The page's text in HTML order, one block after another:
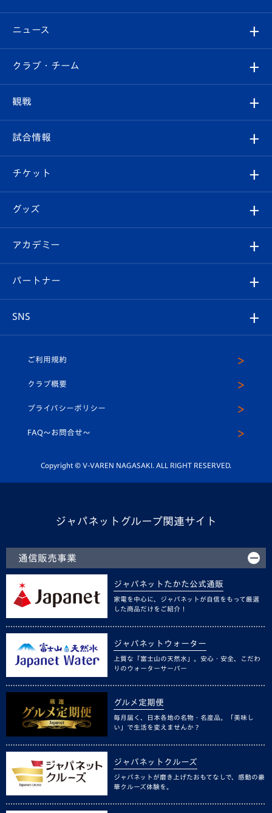
ニュース
すべて
クラブ
試合情報
チケット
イベント
メディア
ホームタウン
クラブ・チーム
クラブ概要
エンブレム紹介
スタッフプロフィール
マスコット紹介
平和祈念活動
ホームタウン活動
観戦
観戦ルール
はじめての観戦ガイド
Revive Team
ヴィヴィくんの長崎おもてなしガイド
試合情報
試合日程/結果
フォトギャラリー
スタジアムグルメ
チケット
チケット
V-LOVERS（ファンクラブ）
プレイヤーズスイート
グッズ
オンラインショップ
店舗情報
アカデミー
育成からのお知らせ
U-18
スクール
パートナー
SNS
ヴィヴィくんインスタグラム
公式LINE＠
ご利用規約
クラブ概要
プライバシーポリシー
FAQ〜お問合せ〜
Copyright © V-VAREN NAGASAKI. ALL RIGHT RESERVED.
ジャパネットグループ関連サイト
通信販売事業
ジャパネットたかた公式通販
家電を中心に、ジャパネットが自信をもって厳選
した商品だけをご紹介！
ジャパネットウォーター
上質な「富士山の天然水」。安心・安全、こだわ
りのウォーターサーバー
グルメ定期便
毎月届く、日本各地の名物・名産品。「美味し
い」で生活を変えませんか？
ジャパネットクルーズ
ジャパネットが磨き上げたおもてなしで、感動の豪
華クルーズ体験を。